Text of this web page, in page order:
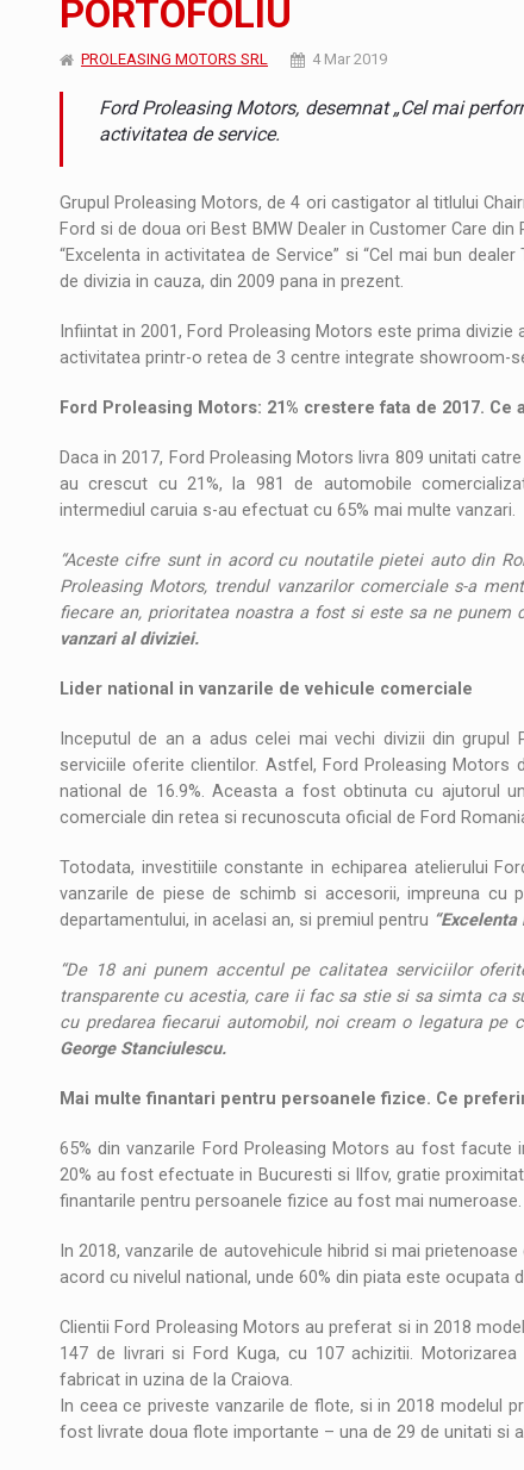
STIRI Noul Mercedes-Benz VLE este acum
STIRI JAECOO 5 SHS-H a ajuns in Romania
ARTICOLE Proteinmaxxing and the Future of Protein
PORTOFOLIU
PROLEASING MOTORS SRL 4 Mar 2019
Ford Proleasing Motors, desemnat „Cel mai
activitatea de service.
Grupul Proleasing Motors, de 4 ori castigator al titlului
Ford si de doua ori Best BMW Dealer in Customer Care
“Excelenta in activitatea de Service” si “Cel mai bun
de divizia in cauza, din 2009 pana in prezent.
Infiintat in 2001, Ford Proleasing Motors este prima
activitatea printr-o retea de 3 centre integrate showroom-
Ford Proleasing Motors: 21% crestere fata de 2017. Ce
Daca in 2017, Ford Proleasing Motors livra 809 unitati
au crescut cu 21%, la 981 de automobile
intermediul caruia s-au efectuat cu 65% mai multe vanzari.
“Aceste cifre sunt in acord cu noutatile pietei auto din
Proleasing Motors, trendul vanzarilor comerciale s-a
fiecare an, prioritatea noastra a fost si este sa ne punem
vanzari al diviziei.
Lider national in vanzarile de vehicule comerciale
Inceputul de an a adus celei mai vechi divizii din
serviciile oferite clientilor. Astfel, Ford Proleasing Motors
national de 16.9%. Aceasta a fost obtinuta cu ajutorul
comerciale din retea si recunoscuta oficial de Ford
Totodata, investitiile constante in echiparea atelierului
vanzarile de piese de schimb si accesorii, impreuna cu
departamentului, in acelasi an, si premiul pentru
“De 18 ani punem accentul pe calitatea serviciilor
transparente cu acestia, care ii fac sa stie si sa simta ca
cu predarea fiecarui automobil, noi cream o legatura pe
George Stanciulescu.
Mai multe finantari pentru persoanele fizice. Ce
65% din vanzarile Ford Proleasing Motors au fost facute
20% au fost efectuate in Bucuresti si Ilfov, gratie
finantarile pentru persoanele fizice au fost mai numeroase.
In 2018, vanzarile de autovehicule hibrid si mai
acord cu nivelul national, unde 60% din piata este ocupata
Clientii Ford Proleasing Motors au preferat si in 2018
147 de livrari si Ford Kuga, cu 107 achizitii.
fabricat in uzina de la Craiova.
In ceea ce priveste vanzarile de flote, si in 2018 modelul
fost livrate doua flote importante – una de 29 de unitati si